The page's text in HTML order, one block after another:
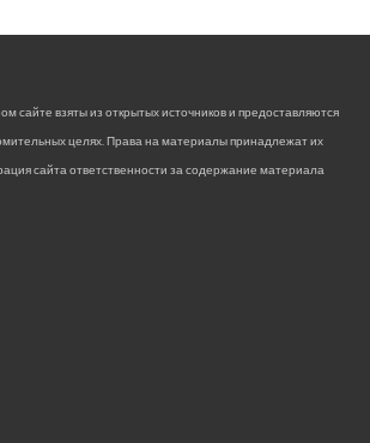
сайте взяты из открытых источников и предоставляются
целях. Права на материалы принадлежат их
сайта ответственности за содержание материала